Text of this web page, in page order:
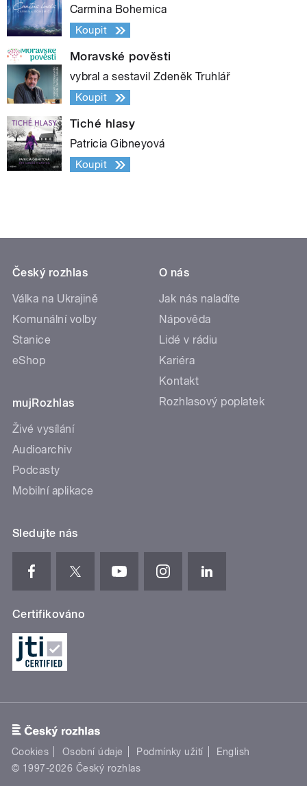
Carmina Bohemica
Koupit
Moravské pověsti
vybral a sestavil Zdeněk Truhlář
Koupit
Tiché hlasy
Patricia Gibneyová
Koupit
Český rozhlas
Válka na Ukrajině
Komunální volby
Stanice
eShop
mujRozhlas
Živé vysílání
Audioarchiv
Podcasty
Mobilní aplikace
O nás
Jak nás naladíte
Nápověda
Lidé v rádiu
Kariéra
Kontakt
Rozhlasový poplatek
Sledujte nás
Certifikováno
Cookies Osobní údaje Podmínky užití
English
© 1997-2026 Český rozhlas